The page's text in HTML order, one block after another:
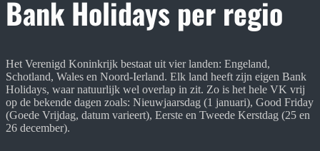
Bank Holidays per regio
Het Verenigd Koninkrijk bestaat uit vier landen: Engeland,
Schotland, Wales en Noord-Ierland. Elk land heeft zijn eigen Bank
Holidays, waar natuurlijk wel overlap in zit. Zo is het hele VK vrij
op de bekende dagen zoals: Nieuwjaarsdag (1 januari), Good Friday
(Goede Vrijdag, datum varieert), Eerste en Tweede Kerstdag (25 en
26 december).